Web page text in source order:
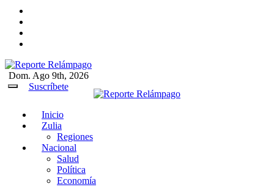
Reporte Relámpago
Claridad y rigor en cada noticia
Dom. Ago 9th, 2026
Suscríbete
Inicio
Zulia
Regiones
Nacional
Salud
Política
Economía